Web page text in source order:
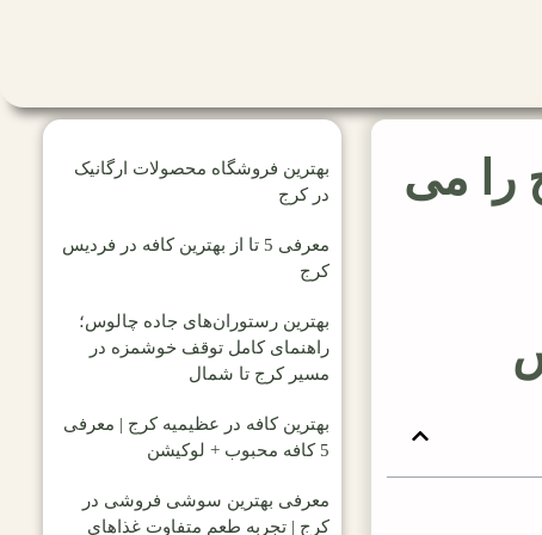
را می
بهترین فروشگاه محصولات ارگانیک
در کرج
معرفی 5 تا از بهترین کافه در فردیس
کرج
بهترین رستوران‌های جاده چالوس؛
راهنمای کامل توقف خوشمزه در
مسیر کرج تا شمال
بهترین کافه در عظیمیه کرج | معرفی
5 کافه محبوب + لوکیشن
معرفی بهترین سوشی فروشی در
کرج | تجربه طعم متفاوت غذاهای